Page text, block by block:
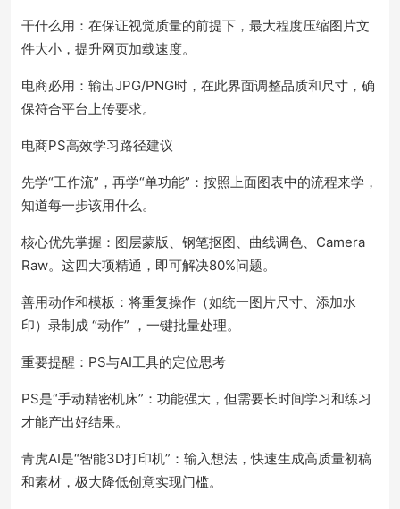
干什么用：在保证视觉质量的前提下，最大程度压缩图片文
件大小，提升网页加载速度。
电商必用：输出JPG/PNG时，在此界面调整品质和尺寸，确
保符合平台上传要求。
电商PS高效学习路径建议
先学“工作流”，再学“单功能”：按照上面图表中的流程来学，
知道每一步该用什么。
核心优先掌握：图层蒙版、钢笔抠图、曲线调色、Camera
Raw。这四大项精通，即可解决80%问题。
善用动作和模板：将重复操作（如统一图片尺寸、添加水
印）录制成 “动作” ，一键批量处理。
重要提醒：PS与AI工具的定位思考
PS是“手动精密机床”：功能强大，但需要长时间学习和练习
才能产出好结果。
青虎AI是“智能3D打印机”：输入想法，快速生成高质量初稿
和素材，极大降低创意实现门槛。